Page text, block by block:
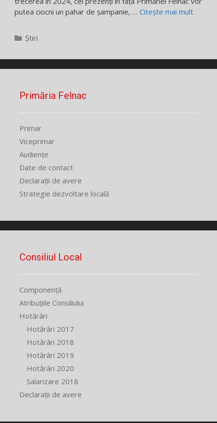
putea ciocni un pahar de şampanie, … Citește mai mult
Categorii
Știri
Primăria Felnac
Primar
Viceprimar
Audiențe
Date de contact
Declarații de avere
Strategie dezvoltare locală
Consiliul Local
Componență
Atribuțiile Consiliului
Hotărâri
Hotărâri 2017
Hotărâri 2018
Hotărâri 2019
Hotărâri 2020
Salarizare 2018
Declarații de avere